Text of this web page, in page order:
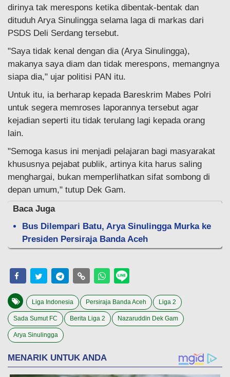
dirinya tak merespons ketika dibentak-bentak dan
dituduh Arya Sinulingga selama laga di markas dari
PSDS Deli Serdang tersebut.
"Saya tidak kenal dengan dia (Arya Sinulingga),
makanya saya diam dan tidak merespons, memangnya
siapa dia," ujar politisi PAN itu.
Untuk itu, ia berharap kepada Bareskrim Mabes Polri
untuk segera memroses laporannya tersebut agar
kejadian seperti itu tidak terulang lagi kepada orang
lain.
"Semoga kasus ini menjadi pelajaran bagi masyarakat
khususnya pejabat publik, artinya kita harus saling
menghargai, bukan memperlihatkan sifat sombong di
depan umum," tutup Dek Gam.
Baca Juga
Bus Dilempari Batu, Arya Sinulingga Murka ke
Presiden Persiraja Banda Aceh
Liga Indonesia Persiraja Banda Aceh Liga 2
Sada Sumut FC Berita Liga 2 Nazaruddin Dek Gam
Arya Sinulingga